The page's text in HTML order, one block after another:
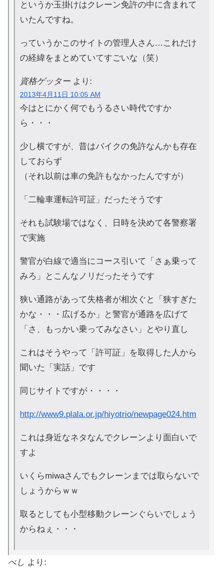
というか玉掛けはクレーン免許の中に含まれて
いたんですね。
っていうかこのサイトの管理人さん…これだけ
の経緯をまとめていてすごいな（笑）
資格ゲッター より:
2013年4月11日 10:05 AM
今はとにかく何でもうるさい時代ですか
ら・・・
少し横ですが、昔はバイクの免許なんかも存在
しておらず
（それ以前は車の免許もなかったんですが）
「二輪車運転許可証」だったそうです
それも試験場ではなく、日時を決めて各警察署
で実施
警官が白線で適当にコース引いて「さぁ乗って
みろ」とこんなノリだったそうです
狭い通路があって失格者が相次ぐと「狭すぎた
かな・・・広げるか」と警官が通路を広げて
「さ、もっかい乗ってみなさい」とやり直し
これはそうやって「許可証」を取得した人から
聞いた「実話」です
同じサイトですが・・・・
http://www9.plala.or.jp/hiyotrio/newpage024.htm
これは身近なネタなんでクレーンより面白いで
すよ
いくらmiwaさんでもクレーンまでは取らないで
しょうからｗｗ
取るとしても小型移動クレーンぐらいでしょう
からねぇ・・・
べし より: